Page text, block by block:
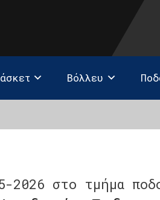
Βόλλευ
2026 στο τμήμα